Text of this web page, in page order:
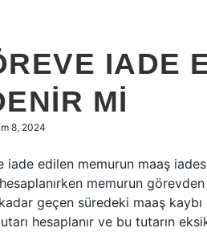
IADE
MI
8, 2024
iade edilen memurun maaş
memurun
geçen süredeki maaş kaybı
hesaplanır ve bu tutarın